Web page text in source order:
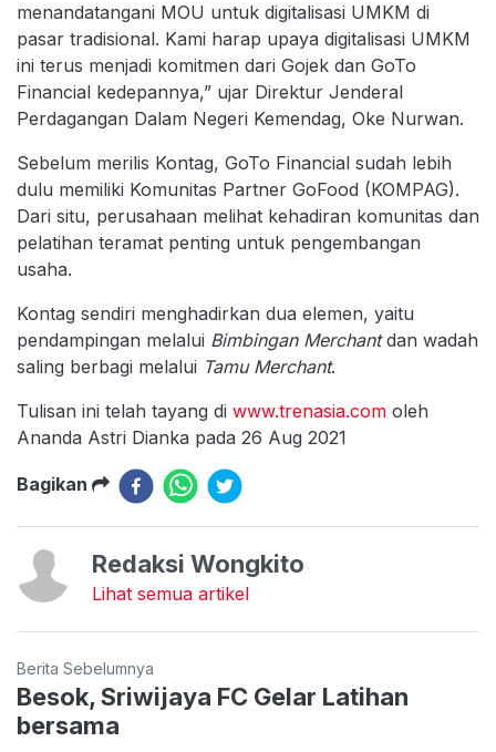
menandatangani MOU untuk digitalisasi UMKM di
pasar tradisional. Kami harap upaya digitalisasi UMKM
ini terus menjadi komitmen dari Gojek dan GoTo
Financial kedepannya,” ujar Direktur Jenderal
Perdagangan Dalam Negeri Kemendag, Oke Nurwan.
Sebelum merilis Kontag, GoTo Financial sudah lebih
dulu memiliki Komunitas Partner GoFood (KOMPAG).
Dari situ, perusahaan melihat kehadiran komunitas dan
pelatihan teramat penting untuk pengembangan
usaha.
Kontag sendiri menghadirkan dua elemen, yaitu
pendampingan melalui Bimbingan Merchantdan wadah
saling berbagi melalui Tamu Merchant.
Tulisan ini telah tayang di www.trenasia.com oleh
Ananda Astri Dianka pada 26 Aug 2021
Bagikan
Redaksi Wongkito
Lihat semua artikel
Berita Sebelumnya
Besok, Sriwijaya FC Gelar Latihan
bersama